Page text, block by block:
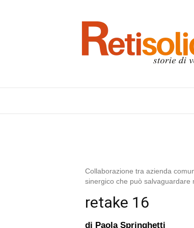
Collaborazione tra azienda
sinergico che può salvaguardare
retake 16
di Paola Springhetti